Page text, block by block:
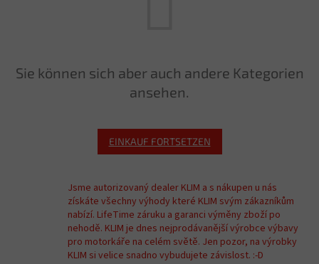
Sie können sich aber auch andere Kategorien
ansehen.
EINKAUF FORTSETZEN
Jsme autorizovaný dealer KLIM a s nákupen u nás
získáte všechny výhody které KLIM svým zákazníkům
nabízí. LifeTime záruku a garanci výměny zboží po
nehodě. KLIM je dnes nejprodávanější výrobce výbavy
pro motorkáře na celém světě. Jen pozor, na výrobky
KLIM si velice snadno vybudujete závislost. :-D